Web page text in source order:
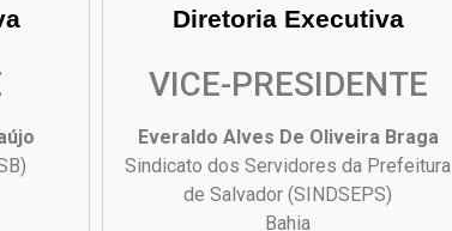
Diretoria Executiva
VICE-PRESIDENTE
Everaldo Alves De Oliveira Braga
Sindicato dos Servidores da Prefeitura
de Salvador (SINDSEPS)
Bahia